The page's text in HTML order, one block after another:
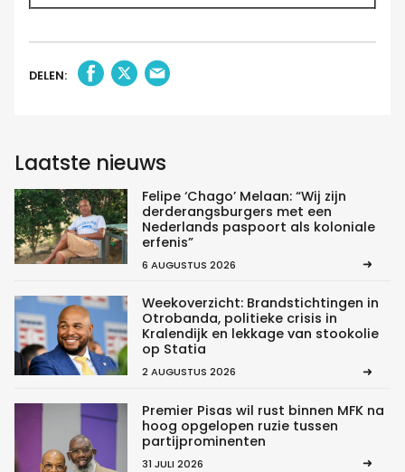
DELEN:
Laatste nieuws
Felipe ‘Chago’ Melaan: “Wij zijn
derderangsburgers met een
Nederlands paspoort als koloniale
erfenis”
6 AUGUSTUS 2026
Weekoverzicht: Brandstichtingen in
Otrobanda, politieke crisis in
Kralendijk en lekkage van stookolie
op Statia
2 AUGUSTUS 2026
Premier Pisas wil rust binnen MFK na
hoog opgelopen ruzie tussen
partijprominenten
31 JULI 2026